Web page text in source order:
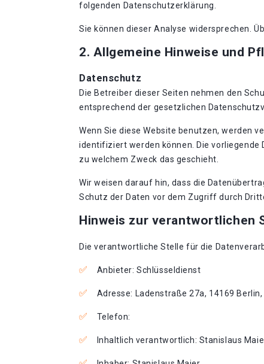
folgenden Datenschutzerklärung.
Sie können dieser Analyse widersprechen.
2. Allgemeine Hinweise und
Datenschutz
Die Betreiber dieser Seiten nehmen den
entsprechend der gesetzlichen
Wenn Sie diese Website benutzen, werden
identifiziert werden können. Die
zu welchem Zweck das geschieht.
Wir weisen darauf hin, dass die
Schutz der Daten vor dem Zugriff durch
Hinweis zur verantwortlichen
Die verantwortliche Stelle für die
Anbieter: Schlüsseldienst
Adresse: Ladenstraße 27a, 14169 Berlin,
Telefon:
Inhaltlich verantwortlich: Stanislaus